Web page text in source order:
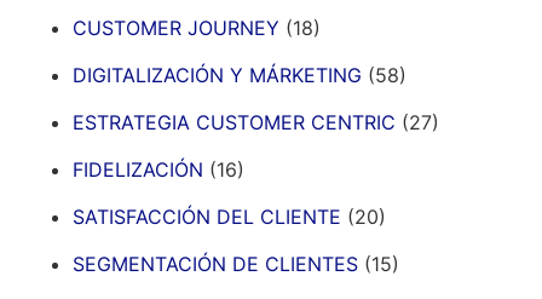
CUSTOMER JOURNEY (18)
DIGITALIZACIÓN Y MÁRKETING (58)
ESTRATEGIA CUSTOMER CENTRIC (27)
FIDELIZACIÓN (16)
SATISFACCIÓN DEL CLIENTE (20)
SEGMENTACIÓN DE CLIENTES (15)